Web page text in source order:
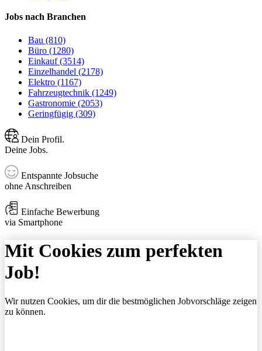
Jobs nach Branchen
Bau (810)
Büro (1280)
Einkauf (3514)
Einzelhandel (2178)
Elektro (1167)
Fahrzeugtechnik (1249)
Gastronomie (2053)
Geringfügig (309)
Dein Profil.
Deine Jobs.
Entspannte Jobsuche
ohne Anschreiben
Einfache Bewerbung
via Smartphone
Mit Cookies zum perfekten
Job!
Wir nutzen Cookies, um dir die bestmöglichen Jobvorschläge zeigen
zu können.